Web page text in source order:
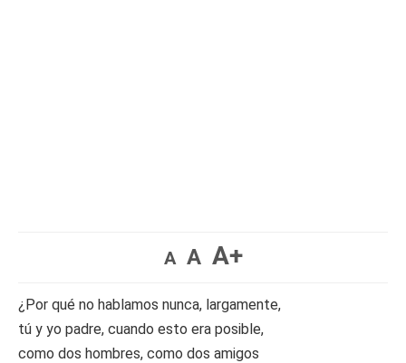
A A A+
¿Por qué no hablamos nunca, largamente,
tú y yo padre, cuando esto era posible,
como dos hombres, como dos amigos